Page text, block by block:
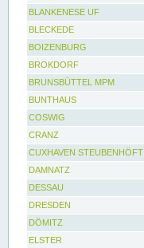
BLANKENESE UF
BLECKEDE
BOIZENBURG
BROKDORF
BRUNSBÜTTEL MPM
BUNTHAUS
COSWIG
CRANZ
CUXHAVEN STEUBENHÖFT
DAMNATZ
DESSAU
DRESDEN
DÖMITZ
ELSTER